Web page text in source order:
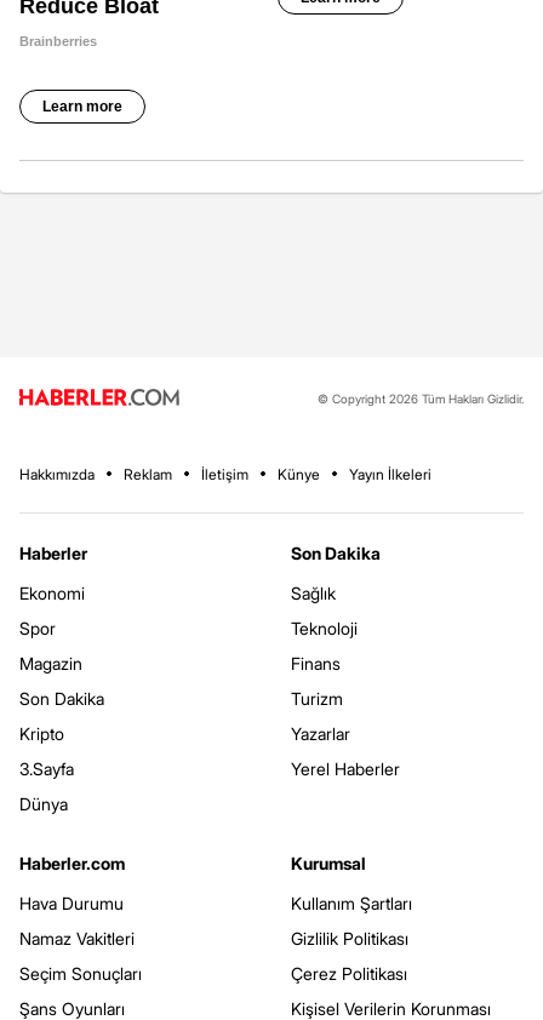
© Copyright 2026 Tüm Hakları Gizlidir.
Hakkımızda Reklam İletişim Künye Yayın İlkeleri
Haberler
Ekonomi
Spor
Magazin
Son Dakika
Kripto
3.Sayfa
Dünya
Son Dakika
Sağlık
Teknoloji
Finans
Turizm
Yazarlar
Yerel Haberler
Haberler.com
Hava Durumu
Namaz Vakitleri
Seçim Sonuçları
Şans Oyunları
Kurumsal
Kullanım Şartları
Gizlilik Politikası
Çerez Politikası
Kişisel Verilerin Korunması